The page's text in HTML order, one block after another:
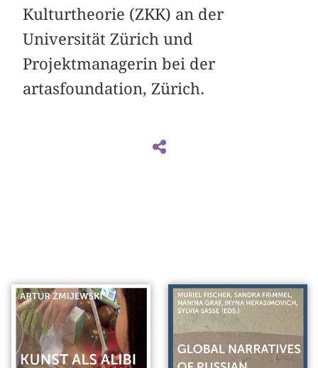
Kulturtheorie (ZKK) an der
Universität Zürich und
Projektmanagerin bei der
artasfoundation, Zürich.